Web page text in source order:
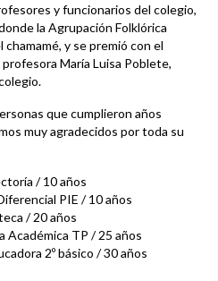
y funcionarios del colegio,
la Agrupación Folklórica
y se premió con el
María Luisa Poblete,
que cumplieron años
muy agradecidos por toda su
/ 10 años
PIE / 10 años
/ 20 años
Académica TP / 25 años
2º básico / 30 años